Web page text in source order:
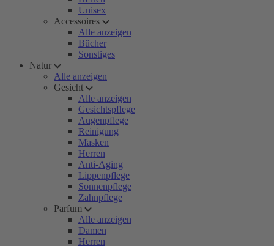
Unisex
Accessoires
Alle anzeigen
Bücher
Sonstiges
Natur
Alle anzeigen
Gesicht
Alle anzeigen
Gesichtspflege
Augenpflege
Reinigung
Masken
Herren
Anti-Aging
Lippenpflege
Sonnenpflege
Zahnpflege
Parfum
Alle anzeigen
Damen
Herren